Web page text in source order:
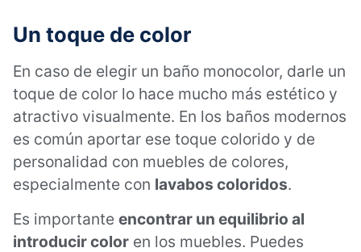
Un toque de color
En caso de elegir un baño monocolor, darle un
toque de color lo hace mucho más estético y
atractivo visualmente. En los baños modernos
es común aportar ese toque colorido y de
personalidad con muebles de colores,
especialmente con lavabos coloridos.
Es importante encontrar un equilibrio al
introducir color en los muebles. Puedes